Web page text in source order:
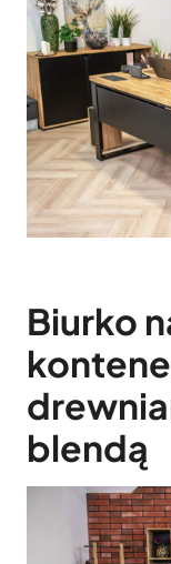
Biurko
blendą